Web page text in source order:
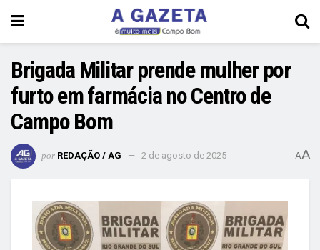
Brigada Militar prende mulher por
furto em farmácia no Centro de
Campo Bom
por REDAÇÃO / AG 2 de agosto de 2025 AA